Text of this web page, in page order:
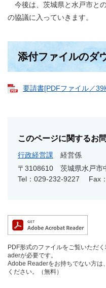
今後は、茨城県と水戸市と
の協議に入っていきます。
添付ファイルのダ
要請書[PDFファイル／
このページに関するお
行政経営課
経営係
〒3108610
茨城県水戸市
Tel：029-232-9227
Fax
PDF形式のファイルをご覧いただ
aderが必要です。
Adobe Readerをお持ちでない方は
ください。（無料）